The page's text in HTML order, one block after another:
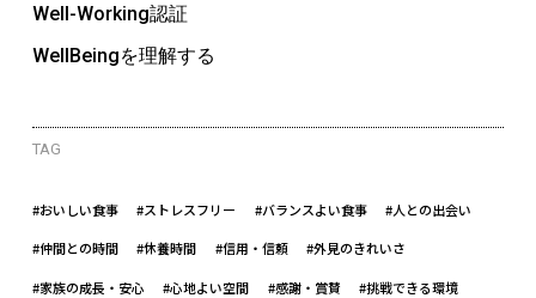
Well-Working認証
WellBeingを理解する
TAG
#おいしい食事 #ストレスフリー #バランスよい食事 #人との出会い
#仲間との時間 #休養時間 #信用・信頼 #外見のきれいさ
#家族の成長・安心 #心地よい空間 #感謝・賞賛 #挑戦できる環境